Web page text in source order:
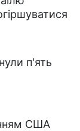
п'ять
США